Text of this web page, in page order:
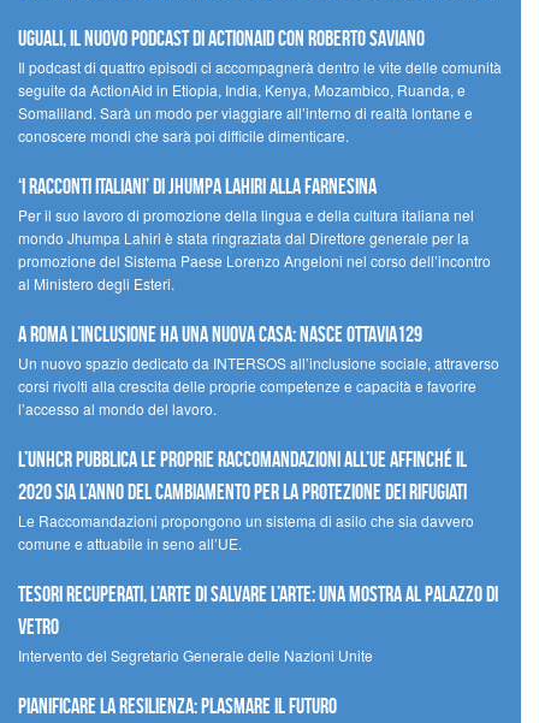
UGUALI, il nuovo podcast di ACTIONAID con Roberto Saviano
Il podcast di quattro episodi ci accompagnerà dentro le vite delle comunità
seguite da ActionAid in Etiopia, India, Kenya, Mozambico, Ruanda, e
Somaliland. Sarà un modo per viaggiare all’interno di realtà lontane e
conoscere mondi che sarà poi difficile dimenticare.
‘I racconti italiani’ di Jhumpa Lahiri alla Farnesina
Per il suo lavoro di promozione della lingua e della cultura italiana nel
mondo Jhumpa Lahiri è stata ringraziata dal Direttore generale per la
promozione del Sistema Paese Lorenzo Angeloni nel corso dell’incontro
al Ministero degli Esteri.
A Roma l’inclusione ha una nuova casa: nasce Ottavia129
Un nuovo spazio dedicato da INTERSOS all’inclusione sociale, attraverso
corsi rivolti alla crescita delle proprie competenze e capacità e favorire
l’accesso al mondo del lavoro.
L’UNHCR pubblica le proprie raccomandazioni all’UE affinché il
2020 sia l’anno del cambiamento per la protezione dei rifugiati
Le Raccomandazioni propongono un sistema di asilo che sia davvero
comune e attuabile in seno all’UE.
Tesori recuperati, l’arte di salvare l’arte: una mostra al Palazzo di
Vetro
Intervento del Segretario Generale delle Nazioni Unite
Pianificare la resilienza: plasmare il futuro